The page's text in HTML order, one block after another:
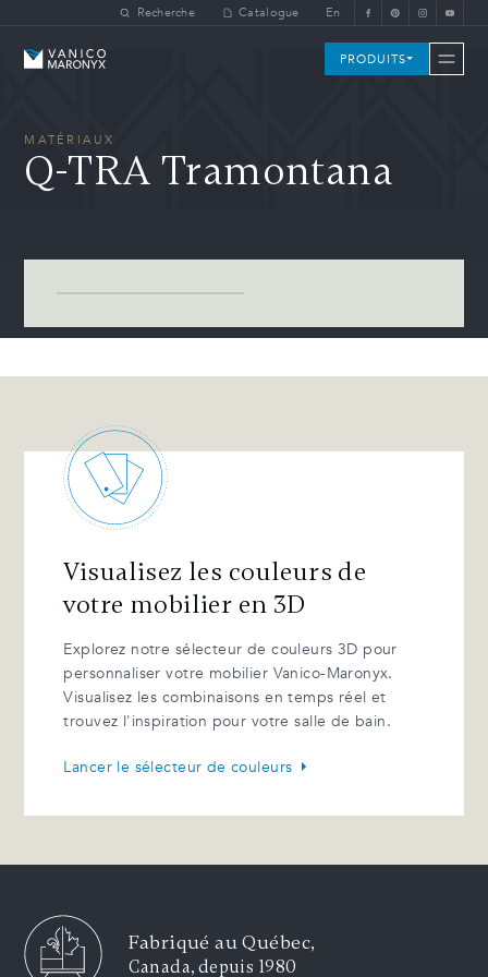
Skip to main contentRecherche Catalogue En
Vanico-Maronyx PRODUITS
MATÉRIAUX
Q-TRA Tramontana
Visualisez les couleurs de
votre mobilier en 3D
Explorez notre sélecteur de couleurs 3D pour
personnaliser votre mobilier Vanico-Maronyx.
Visualisez les combinaisons en temps réel et
trouvez l'inspiration pour votre salle de bain.
Lancer le sélecteur de couleurs
Fabriqué au Québec,
Canada, depuis 1980